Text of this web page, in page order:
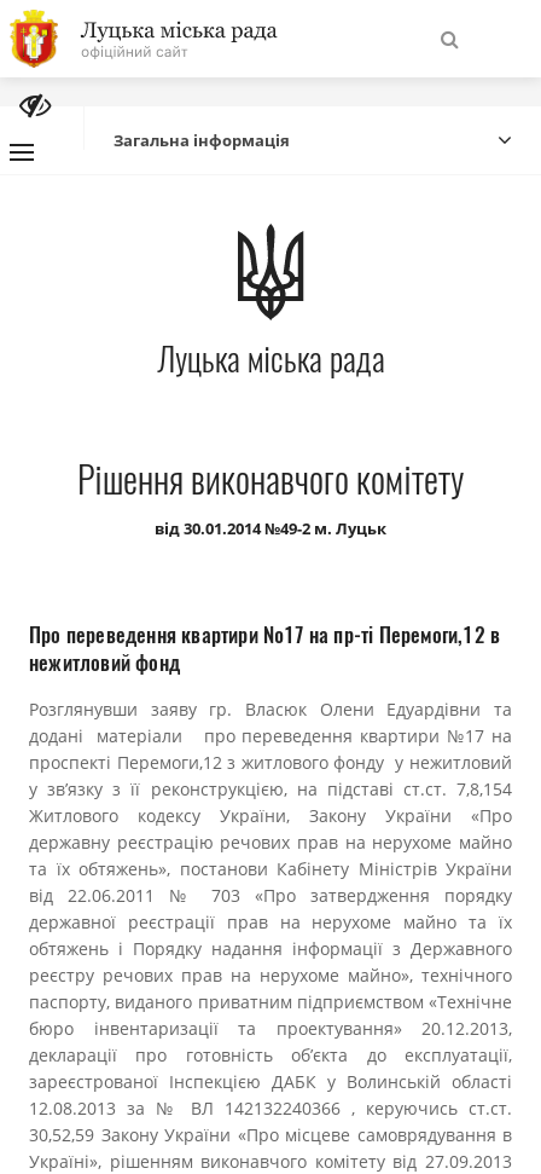
На
головну
Про місто
Міська влада
Міська рада
Публічна інформація
Документи
Загальна інформація
Луцька міська рада
Рішення виконавчого комітету
від 30.01.2014 №49-2 м. Луцьк
Про переведення квартири №17 на пр-ті Перемоги,12 в
нежитловий фонд
Розглянувши заяву гр. Власюк Олени Едуардівни та
додані матеріали про переведення квартири №17 на
проспекті Перемоги,12 з житлового фонду у нежитловий
у зв’язку з її реконструкцією, на підставі ст.ст. 7,8,154
Житлового кодексу України, Закону України «Про
державну реєстрацію речових прав на нерухоме майно
та їх обтяжень», постанови Кабінету Міністрів України
від 22.06.2011 № 703 «Про затвердження порядку
державної реєстрації прав на нерухоме майно та їх
обтяжень і Порядку надання інформації з Державного
реєстру речових прав на нерухоме майно», технічного
паспорту, виданого приватним підприємством «Технічне
бюро інвентаризації та проектування» 20.12.2013,
декларації про готовність об’єкта до експлуатації,
зареєстрованої Інспекцією ДАБК у Волинській області
12.08.2013 за № ВЛ 142132240366 , керуючись ст.ст.
30,52,59 Закону України «Про місцеве самоврядування в
Україні», рішенням виконавчого комітету від 27.09.2013